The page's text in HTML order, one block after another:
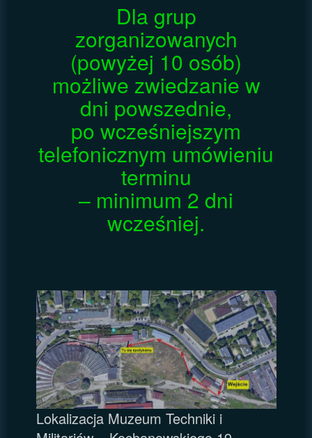
Dla grup
zorganizowanych
(powyżej 10 osób)
możliwe zwiedzanie w
dni powszednie,
po wcześniejszym
telefonicznym umówieniu
terminu
– minimum 2 dni
wcześniej.
Lokalizacja Muzeum Techniki i